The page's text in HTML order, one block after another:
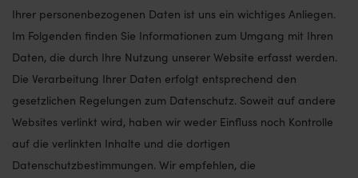
Ihrer personenbezogenen Daten ist uns ein wichtiges Anliegen.
Im Folgenden finden Sie Informationen zum Umgang mit Ihren
Daten, die durch Ihre Nutzung unserer Website erfasst werden.
Die Verarbeitung Ihrer Daten erfolgt entsprechend den
gesetzlichen Regelungen zum Datenschutz. Soweit auf andere
Websites verlinkt wird, haben wir weder Einfluss noch Kontrolle
auf die verlinkten Inhalte und die dortigen
Datenschutzbestimmungen. Wir empfehlen, die